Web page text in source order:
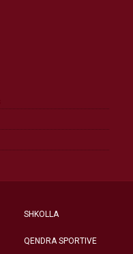
SHKOLLA
QENDRA SPORTIVE